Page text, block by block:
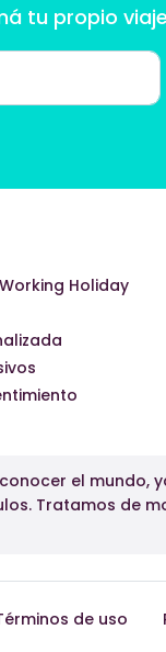
tu propio viaje
Holiday
el mundo,
Tratamos de
de uso